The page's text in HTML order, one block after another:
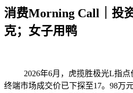
消费Morning Call｜投
克；女子用鸭
2026年6月，虎揽胜极光L指点
终端市场成交价已下探至17。98万